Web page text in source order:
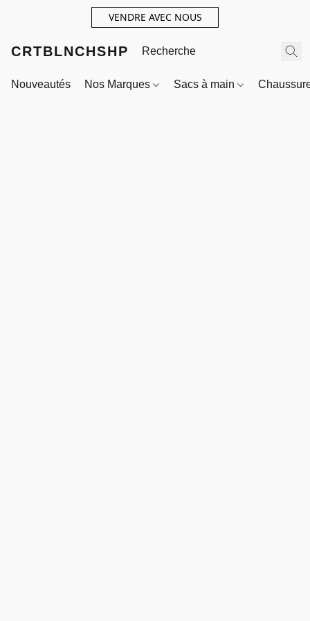
VENDRE AVEC NOUS
CRTBLNCHSHP
Nouveautés Nos Marques Sacs à main